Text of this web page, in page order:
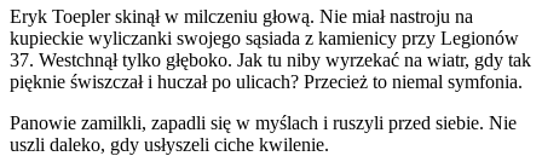
Eryk Toepler skinął w milczeniu głową. Nie miał nastroju na
kupieckie wyliczanki swojego sąsiada z kamienicy przy Legionów
37. Westchnął tylko głęboko. Jak tu niby wyrzekać na wiatr, gdy tak
pięknie świszczał i huczał po ulicach? Przecież to niemal symfonia.
Panowie zamilkli, zapadli się w myślach i ruszyli przed siebie. Nie
uszli daleko, gdy usłyszeli ciche kwilenie.